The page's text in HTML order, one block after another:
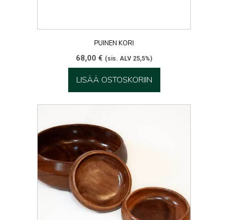
PUINEN KORI
68,00 € (sis. ALV 25,5%)
LISÄÄ OSTOSKORIIN